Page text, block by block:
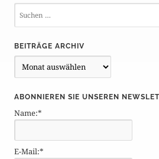
BEITRÄGE ARCHIV
e
t
r
g
e
ABONNIEREN SIE UNSEREN
Name:*
E-Mail:*